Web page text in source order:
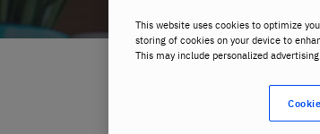
This website uses cookies to optimize
storing of cookies on your device to
This may include personalized advertising.